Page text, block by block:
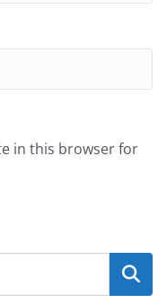
in this browser for
Search